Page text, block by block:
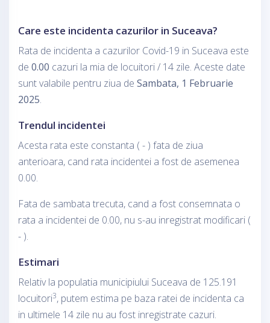
Care este incidenta cazurilor in Suceava?
Rata de incidenta a cazurilor Covid-19 in Suceava este
de 0.00 cazuri la mia de locuitori / 14 zile. Aceste date
sunt valabile pentru ziua de Sambata, 1 Februarie
2025.
Trendul incidentei
Acesta rata este constanta ( - ) fata de ziua
anterioara, cand rata incidentei a fost de asemenea
0.00.
Fata de sambata trecuta, cand a fost consemnata o
rata a incidentei de 0.00, nu s-au inregistrat modificari (
- ).
Estimari
Relativ la populatia municipiului Suceava de 125.191
locuitori3, putem estima pe baza ratei de incidenta ca
in ultimele 14 zile nu au fost inregistrate cazuri.